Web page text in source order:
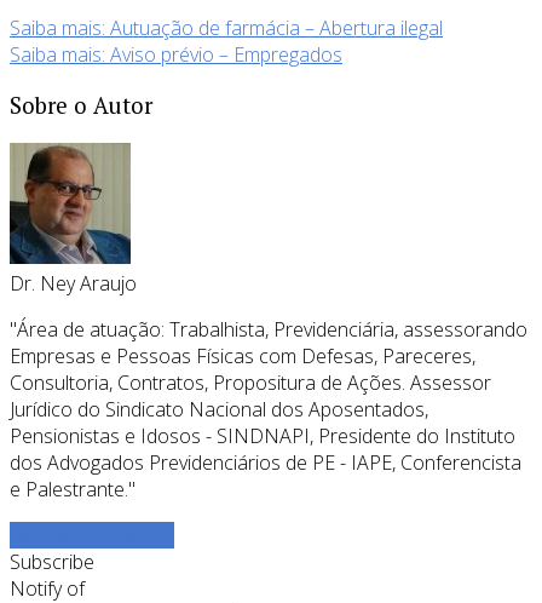
Saiba mais: Autuação de farmácia – Abertura ilegal
Saiba mais: Aviso prévio – Empregados
Sobre o Autor
Dr. Ney Araujo
"Área de atuação: Trabalhista, Previdenciária, assessorando
Empresas e Pessoas Físicas com Defesas, Pareceres,
Consultoria, Contratos, Propositura de Ações. Assessor
Jurídico do Sindicato Nacional dos Aposentados,
Pensionistas e Idosos - SINDNAPI, Presidente do Instituto
dos Advogados Previdenciários de PE - IAPE, Conferencista
e Palestrante."
Subscribe
Notify of